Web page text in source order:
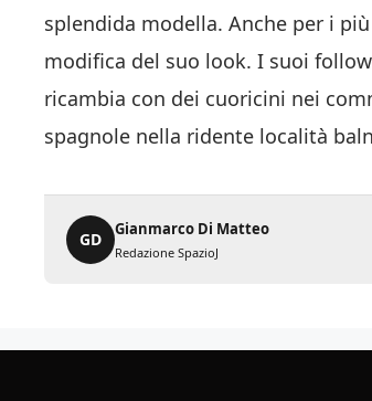
splendida modella. Anche per i
modifica del suo look. I suoi
ricambia con dei cuoricini nei
spagnole nella ridente località
GD
Gianmarco Di Matteo
Redazione SpazioJ